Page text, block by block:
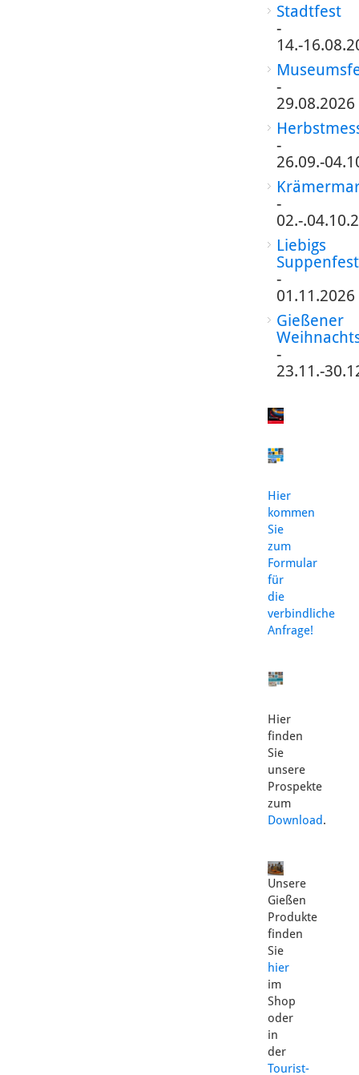
Stadtfest
-
14.-
-
29.08.2026
-
26.09.-
-
02.-
Liebigs
Suppenfest
-
01.11.2026
Gießener
-
23.11.-
Hier
kommen
Sie
zum
Formular
für
die
verbindliche
Anfrage!
Hier
finden
Sie
unsere
Prospekte
zum
Download.
Unsere
Gießen
Produkte
finden
Sie
hier
im
Shop
oder
in
der
Tourist-